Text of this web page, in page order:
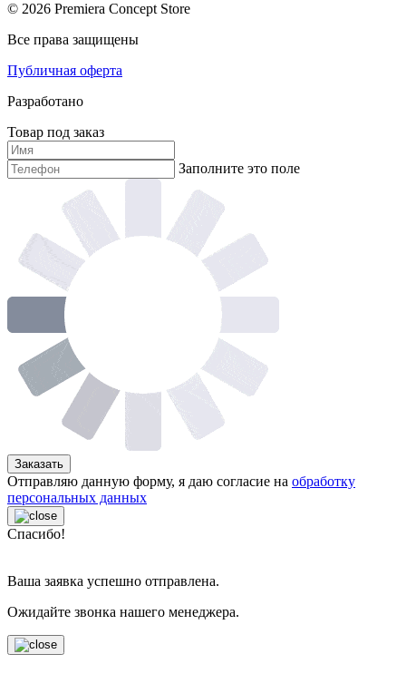
© 2026 Premiera Concept Store
Все права защищены
Публичная оферта
Разработано
Товар под заказ
Заполните это поле
Заказать
Отправляю данную форму, я даю согласие на обработку
персональных данных
Спасибо!
Ваша заявка успешно отправлена.
Ожидайте звонка нашего менеджера.